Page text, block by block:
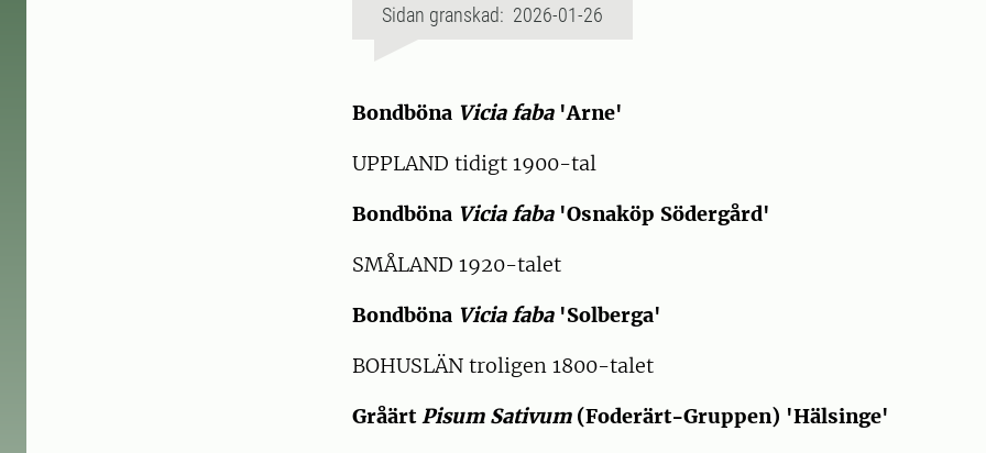
Sidan granskad: 2026-01-26
Bondböna Vicia faba'Arne'
UPPLAND tidigt 1900-tal
Bondböna Vicia faba'Osnaköp Södergård'
SMÅLAND 1920-talet
Bondböna Vicia faba'Solberga'
BOHUSLÄN troligen 1800-talet
GråärtPisum Sativum(Foderärt-Gruppen) 'Hälsinge'